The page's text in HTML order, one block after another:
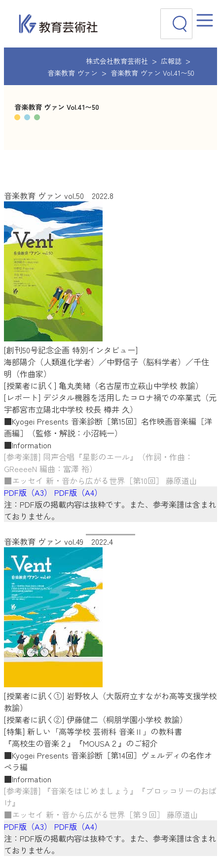
キ
株式会社教育芸術社
広報誌
音楽教育 ヴァン
音楽教育 ヴァン Vol.41〜50
音楽教育 ヴァン Vol.41〜50
音楽教育 ヴァン vol.50 2022.8
[創刊50号記念企画 特別インタビュー]
海部陽介（人類進化学者）／中野信子（脳科学者）／千住
明（作曲家）
[授業者に訊く] 亀丸美緒（名古屋市立萩山中学校 教諭）
[レポート] デジタル機器を活用したコロナ禍での卒業式（元
宇都宮市立陽北中学校 校長 樽井 久）
■Kyogei Presents 音楽診断［第15回］名作映画音楽編［洋
画編］（監修・解説：小沼純一）
■Information
[参考楽譜] 同声合唱『星影のエール』（作詞・作曲：
GReeeeN 編曲：富澤 裕）
■エッセイ 新・音から広がる世界［第10回］ 藤原道山
PDF版（A3）
PDF版（A4）
注：PDF版の掲載内容は抜粋です。また、参考楽譜は含まれ
ておりません。
音楽教育 ヴァン vol.49 2022.4
[授業者に訊く①] 岩野牧人（大阪府立すながわ高等支援学校
教諭）
[授業者に訊く②] 伊藤健二（桐朋学園小学校 教諭）
[特集] 新しい「高等学校 芸術科 音楽Ⅱ」の教科書
『高校生の音楽２』『MOUSA２』のご紹介
■Kyogei Presents 音楽診断［第14回］ヴェルディの名作オ
ペラ編
■Information
[参考楽譜] 『音楽をはじめましょう』『ブロッコリーのおば
け』
■エッセイ 新・音から広がる世界［第９回］ 藤原道山
PDF版（A3）
PDF版（A4）
注：PDF版の掲載内容は抜粋です。また、参考楽譜は含まれ
ておりません。